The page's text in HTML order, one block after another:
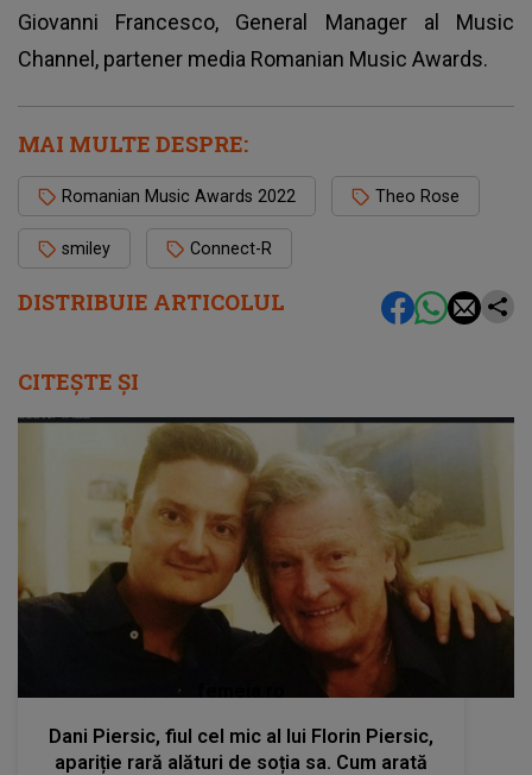
DISTRIBUIE ARTICOLUL
Giovanni Francesco, General Manager al Music
Channel, partener media Romanian Music Awards.
MAI MULTE DESPRE:
Romanian Music Awards 2022 Theo Rose
smiley Connect-R
CITEȘTE ȘI
Dani Piersic, fiul cel mic al lui Florin Piersic,
apariție rară alături de soția sa. Cum arată